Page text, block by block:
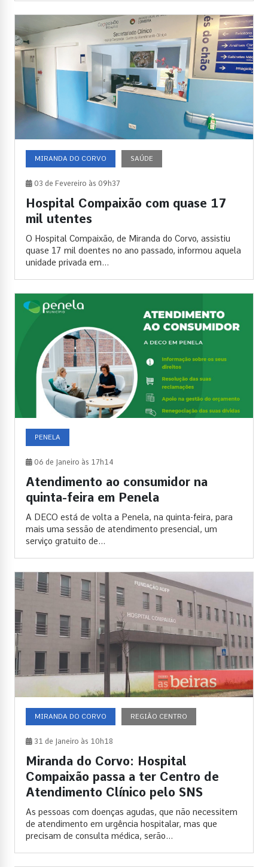
MIRANDA DO CORVO SAÚDE
03 de Fevereiro às 09h37
Hospital Compaixão com quase 17
mil utentes
O Hospital Compaixão, de Miranda do Corvo, assistiu
quase 17 mil doentes no ano passado, informou aquela
unidade privada em...
PENELA
06 de Janeiro às 17h14
Atendimento ao consumidor na
quinta-feira em Penela
A DECO está de volta a Penela, na quinta-feira, para
mais uma sessão de atendimento presencial, um
serviço gratuito de...
MIRANDA DO CORVO REGIÃO CENTRO
31 de Janeiro às 10h18
Miranda do Corvo: Hospital
Compaixão passa a ter Centro de
Atendimento Clínico pelo SNS
As pessoas com doenças agudas, que não necessitem
de atendimento em urgência hospitalar, mas que
precisam de consulta médica, serão...